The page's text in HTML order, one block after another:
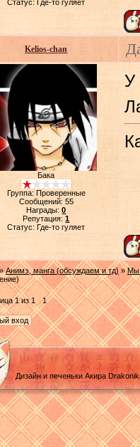
Статус:Где-то гуляет
Kelios-chan
Бака
Группа: Проверенные
Сообщений: 55
Награды:0
Репутация:1
Статус:Где-то гуляет
У
» Анимэ, манга (обсуждаем и тд) » Мы
1из1 1
Дизайн и печеньки Акира